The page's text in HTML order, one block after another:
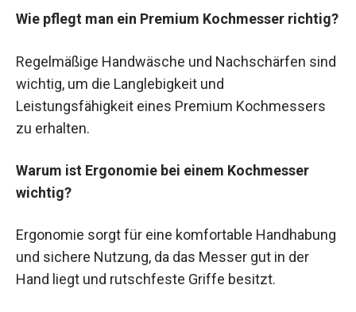
Wie pflegt man ein Premium Kochmesser richtig?
Regelmäßige Handwäsche und Nachschärfen sind
wichtig, um die Langlebigkeit und
Leistungsfähigkeit eines Premium Kochmessers
zu erhalten.
Warum ist Ergonomie bei einem Kochmesser
wichtig?
Ergonomie sorgt für eine komfortable Handhabung
und sichere Nutzung, da das Messer gut in der
Hand liegt und rutschfeste Griffe besitzt.